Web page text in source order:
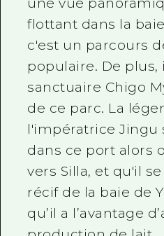
flottant dans la
c'est un parcours
populaire. De plus,
sanctuaire Chigo
de ce parc. La
l'impératrice Jingu
dans ce port alors
vers Silla, et qu'il
récif de la baie de
qu’il a l’avantage